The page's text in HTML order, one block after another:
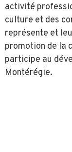
activité
culture et des
représente et
promotion de la
participe au
Montérégie.